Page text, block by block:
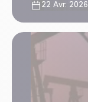
22 Avr. 2026